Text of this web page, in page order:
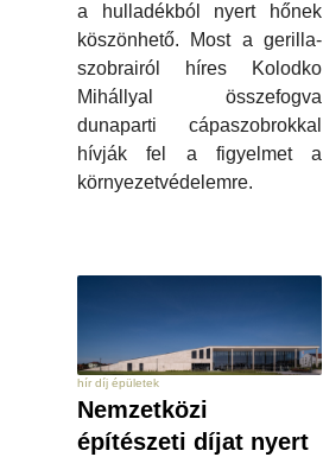
a hulladékból nyert hőnek
köszönhető. Most a gerilla-
szobrairól híres Kolodko
Mihállyal összefogva
dunaparti cápaszobrokkal
hívják fel a figyelmet a
környezetvédelemre.
hír díj épületek
Nemzetközi
építészeti díjat nyert